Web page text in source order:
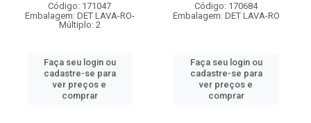
Código: 171047
Embalagem: DET LAVA-RO-
Múltiplo: 2
Faça seu login ou
cadastre-se para
ver preços e
comprar
Código: 170684
Embalagem: DET LAVA-RO
Faça seu login ou
cadastre-se para
ver preços e
comprar